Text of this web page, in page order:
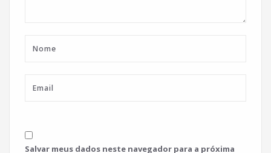
Salvar meus dados neste navegador para a próxima